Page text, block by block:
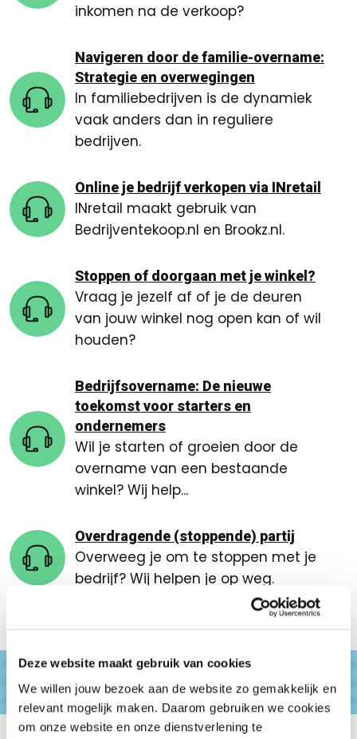
Deze website maakt gebruik van cookies
We willen jouw bezoek aan de website zo gemakkelijk en
relevant mogelijk maken. Daarom gebruiken we cookies
om onze website en onze dienstverlening te
inkomen na de verkoop?
Navigeren door de familie-overname:
Strategie en overwegingen
In familiebedrijven is de dynamiek
vaak anders dan in reguliere
bedrijven.
Online je bedrijf verkopen via INretail
INretail maakt gebruik van
Bedrijventekoop.nl en Brookz.nl.
Stoppen of doorgaan met je winkel?
Vraag je jezelf af of je de deuren
van jouw winkel nog open kan of wil
houden?
Bedrijfsovername: De nieuwe
toekomst voor starters en
ondernemers
Wil je starten of groeien door de
overname van een bestaande
winkel? Wij help...
Overdragende (stoppende) partij
Overweeg je om te stoppen met je
bedrijf? Wij helpen je op weg.